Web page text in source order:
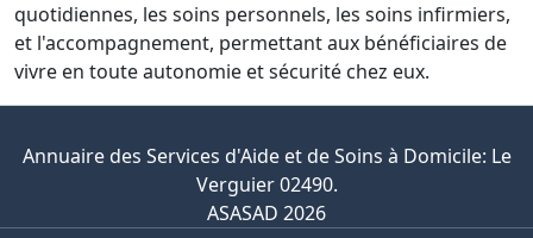
quotidiennes, les soins personnels, les soins infirmiers,
et l'accompagnement, permettant aux bénéficiaires de
vivre en toute autonomie et sécurité chez eux.
Annuaire des Services d'Aide et de Soins à Domicile: Le
Verguier 02490.
ASASAD 2026